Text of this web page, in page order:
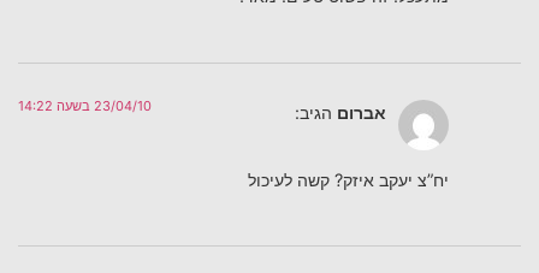
אברום הגיב: 23/04/10 בשעה 14:22
יח”צ יעקב איזק? קשה לעיכול